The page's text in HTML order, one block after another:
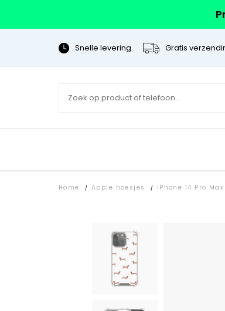
Snelle levering Gratis
Home / Apple hoesjes / iPhone 14 Pro